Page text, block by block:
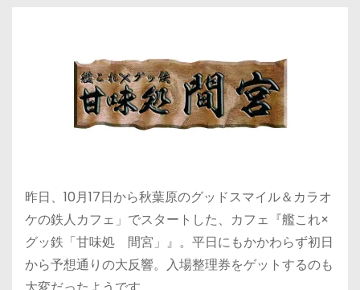
昨日、10月17日から秋葉原のグッドスマイル＆カラオ
ケの鉄人カフェ」でスタートした、カフェ『艦これ×
グッ鉄「甘味処 間宮」』。平日にもかかわらず初日
から予想通りの大反響。入場整理券をゲットするのも